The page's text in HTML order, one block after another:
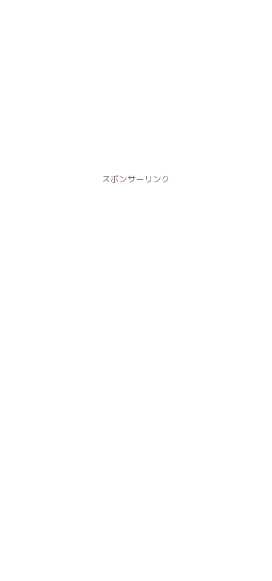
スポンサーリンク